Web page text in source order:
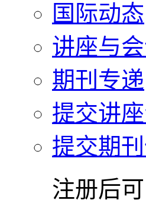
国际动态
讲座与
期刊专递
提交讲
提交期
注册后